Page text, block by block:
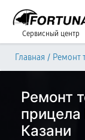
Сервисный центр
Главная / Ремонт
Ремонт
прицела
Казани